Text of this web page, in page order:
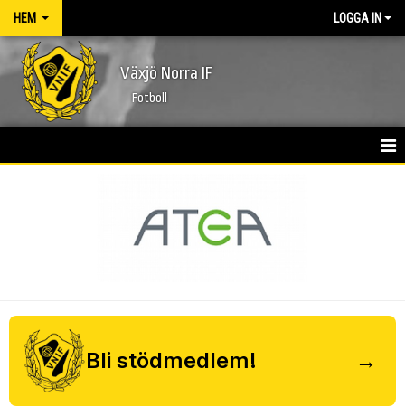
HEM LOGGA IN
Växjö Norra IF
Fotboll
KALENDER
MATCHER
Bli stödmedlem! →